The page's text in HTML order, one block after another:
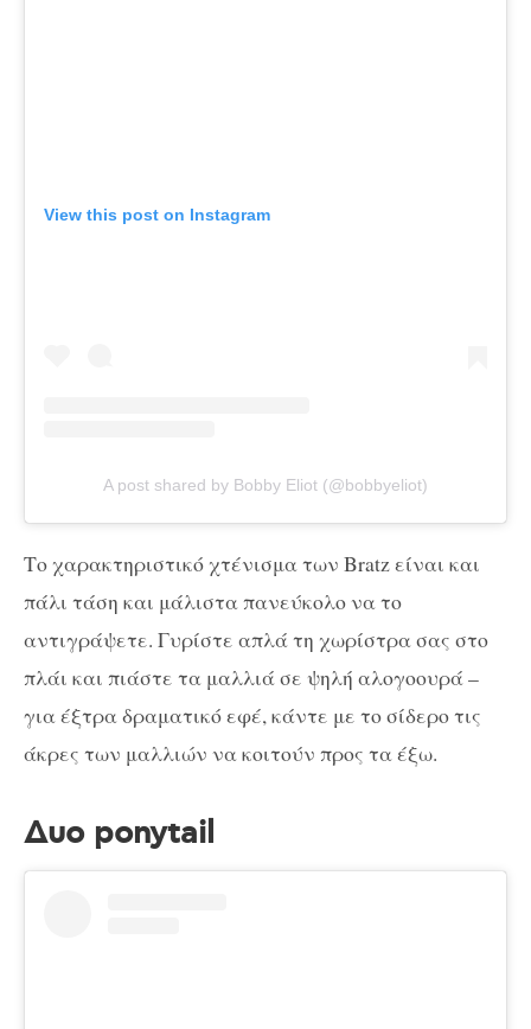
View this post on Instagram
A post shared by Bobby Eliot (@bobbyeliot)
Το χαρακτηριστικό χτένισμα των Bratz είναι και
πάλι τάση και μάλιστα πανεύκολο να το
αντιγράψετε. Γυρίστε απλά τη χωρίστρα σας στο
πλάι και πιάστε τα μαλλιά σε ψηλή αλογοουρά –
για έξτρα δραματικό εφέ, κάντε με το σίδερο τις
άκρες των μαλλιών να κοιτούν προς τα έξω.
Δυο ponytail